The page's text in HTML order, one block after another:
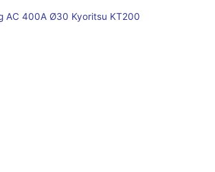
AC 400A Ø30 Kyoritsu KT200